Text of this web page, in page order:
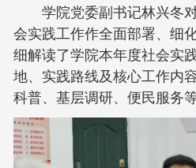
学院党委副书记林兴冬
会实践工作作全面部署、细
细解读了学院本年度社会实
地、实践路线及核心工作内
科普、基层调研、便民服务